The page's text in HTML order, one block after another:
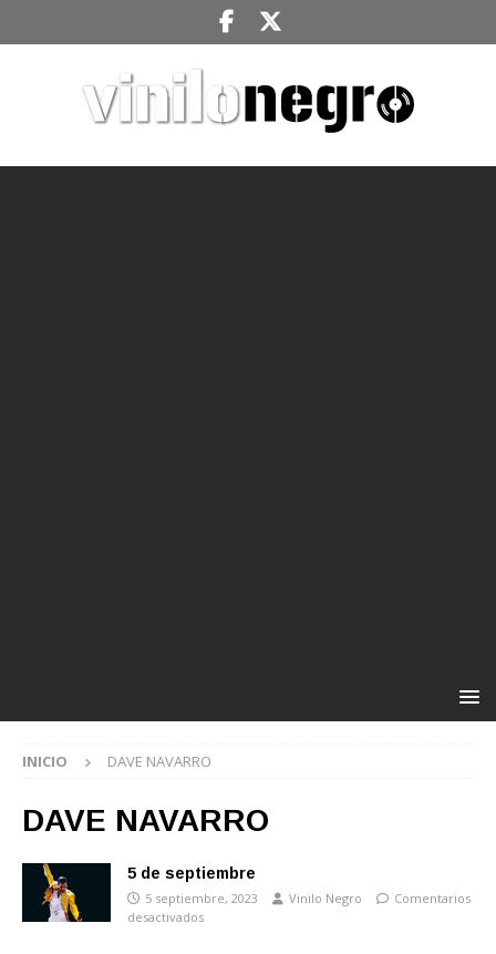
INICIO DAVE NAVARRO
DAVE NAVARRO
5 de septiembre
5 septiembre, 2023 Vinilo Negro
Comentarios
desactivados